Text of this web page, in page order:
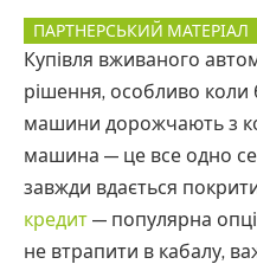
ПАРТНЕРСЬКИЙ МАТЕРІАЛ
Купівля вживаного
рішення, особливо
машини дорожчають з
машина — це все одно
завжди вдається
кредит — популярна
не втрапити в кабалу,